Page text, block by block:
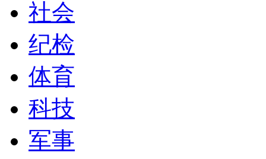
社会
纪检
体育
科技
军事